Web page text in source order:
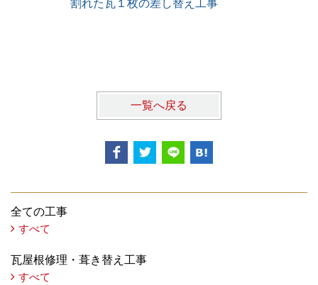
割れた瓦１枚の差し替え工事
一覧へ戻る
全ての工事
すべて
瓦屋根修理・葺き替え工事
すべて